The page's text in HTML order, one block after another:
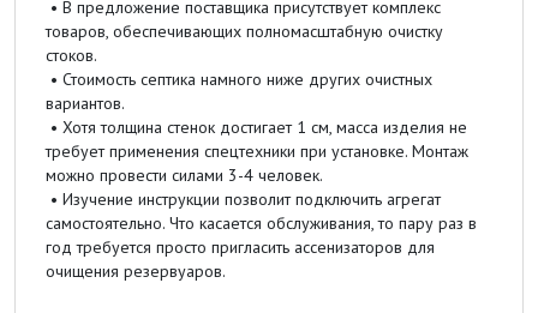
• В предложение поставщика присутствует комплекс
товаров, обеспечивающих полномасштабную очистку
стоков.
• Стоимость септика намного ниже других очистных
вариантов.
• Хотя толщина стенок достигает 1 см, масса изделия не
требует применения спецтехники при установке. Монтаж
можно провести силами 3-4 человек.
• Изучение инструкции позволит подключить агрегат
самостоятельно. Что касается обслуживания, то пару раз в
год требуется просто пригласить ассенизаторов для
очищения резервуаров.